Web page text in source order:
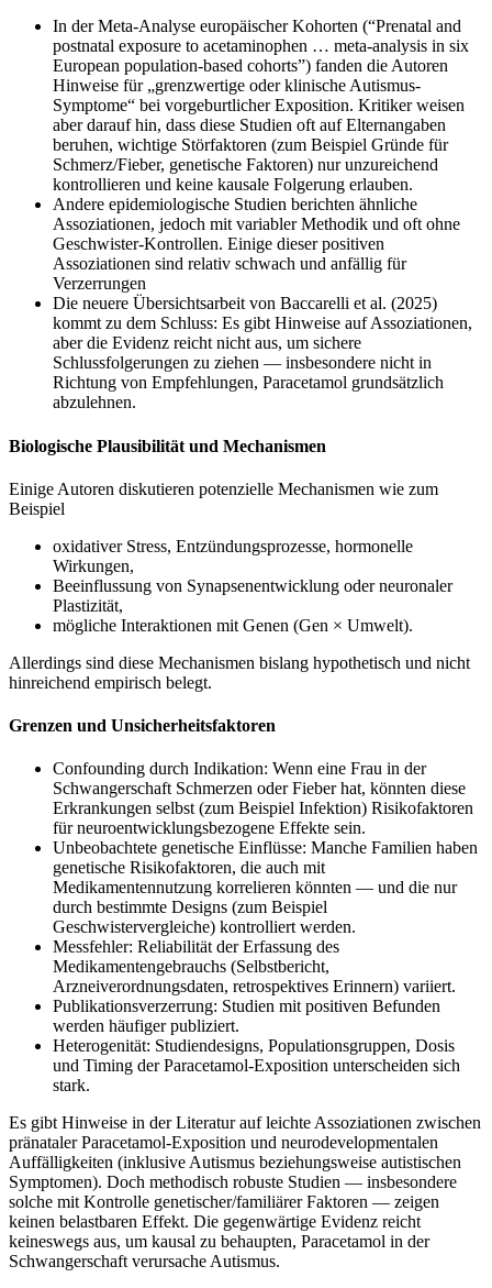
In der Meta-Analyse europäischer Kohorten (“Prenatal and
postnatal exposure to acetaminophen … meta-analysis in six
European population-based cohorts”) fanden die Autoren
Hinweise für „grenzwertige oder klinische Autismus-
Symptome“ bei vorgeburtlicher Exposition. Kritiker weisen
aber darauf hin, dass diese Studien oft auf Elternangaben
beruhen, wichtige Störfaktoren (zum Beispiel Gründe für
Schmerz/Fieber, genetische Faktoren) nur unzureichend
kontrollieren und keine kausale Folgerung erlauben.
Andere epidemiologische Studien berichten ähnliche
Assoziationen, jedoch mit variabler Methodik und oft ohne
Geschwister-Kontrollen. Einige dieser positiven
Assoziationen sind relativ schwach und anfällig für
Verzerrungen
Die neuere Übersichtsarbeit von Baccarelli et al. (2025)
kommt zu dem Schluss: Es gibt Hinweise auf Assoziationen,
aber die Evidenz reicht nicht aus, um sichere
Schlussfolgerungen zu ziehen — insbesondere nicht in
Richtung von Empfehlungen, Paracetamol grundsätzlich
abzulehnen.
Biologische Plausibilität und Mechanismen
Einige Autoren diskutieren potenzielle Mechanismen wie zum
Beispiel
oxidativer Stress, Entzündungsprozesse, hormonelle
Wirkungen,
Beeinflussung von Synapsenentwicklung oder neuronaler
Plastizität,
mögliche Interaktionen mit Genen (Gen × Umwelt).
Allerdings sind diese Mechanismen bislang hypothetisch und nicht
hinreichend empirisch belegt.
Grenzen und Unsicherheitsfaktoren
Confounding durch Indikation: Wenn eine Frau in der
Schwangerschaft Schmerzen oder Fieber hat, könnten diese
Erkrankungen selbst (zum Beispiel Infektion) Risikofaktoren
für neuroentwicklungsbezogene Effekte sein.
Unbeobachtete genetische Einflüsse: Manche Familien haben
genetische Risikofaktoren, die auch mit
Medikamentennutzung korrelieren könnten — und die nur
durch bestimmte Designs (zum Beispiel
Geschwistervergleiche) kontrolliert werden.
Messfehler: Reliabilität der Erfassung des
Medikamentengebrauchs (Selbstbericht,
Arzneiverordnungsdaten, retrospektives Erinnern) variiert.
Publikationsverzerrung: Studien mit positiven Befunden
werden häufiger publiziert.
Heterogenität: Studiendesigns, Populationsgruppen, Dosis
und Timing der Paracetamol-Exposition unterscheiden sich
stark.
Es gibt Hinweise in der Literatur auf leichte Assoziationen zwischen
pränataler Paracetamol-Exposition und neurodevelopmentalen
Auffälligkeiten (inklusive Autismus beziehungsweise autistischen
Symptomen). Doch methodisch robuste Studien — insbesondere
solche mit Kontrolle genetischer/familiärer Faktoren — zeigen
keinen belastbaren Effekt. Die gegenwärtige Evidenz reicht
keineswegs aus, um kausal zu behaupten, Paracetamol in der
Schwangerschaft verursache Autismus.